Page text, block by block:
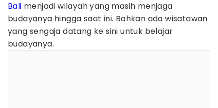
Bali menjadi wilayah yang masih menjaga
budayanya hingga saat ini. Bahkan ada wisatawan
yang sengaja datang ke sini untuk belajar
budayanya.